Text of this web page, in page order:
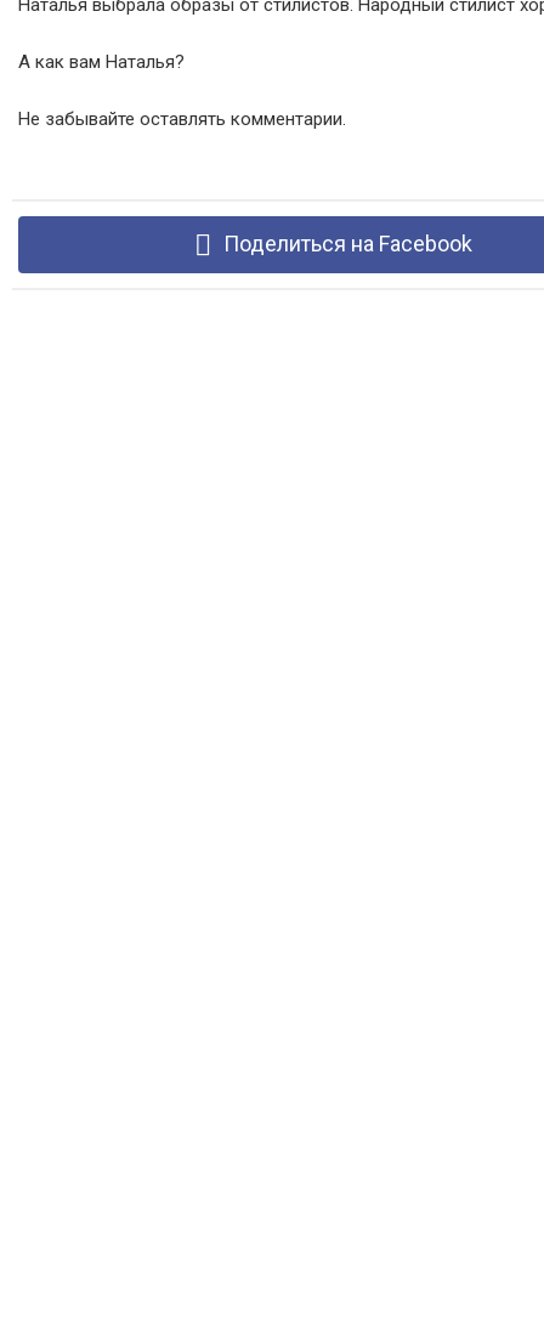
Наталья выбрала образы от стилистов. Народный стилист
А как вам Наталья?
Не забывайте оставлять комментарии.
Поделиться на Facebook